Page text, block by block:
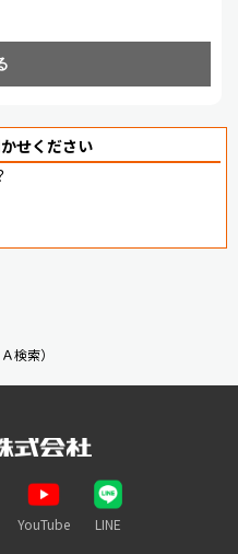
せください
検索）
YouTube LINE